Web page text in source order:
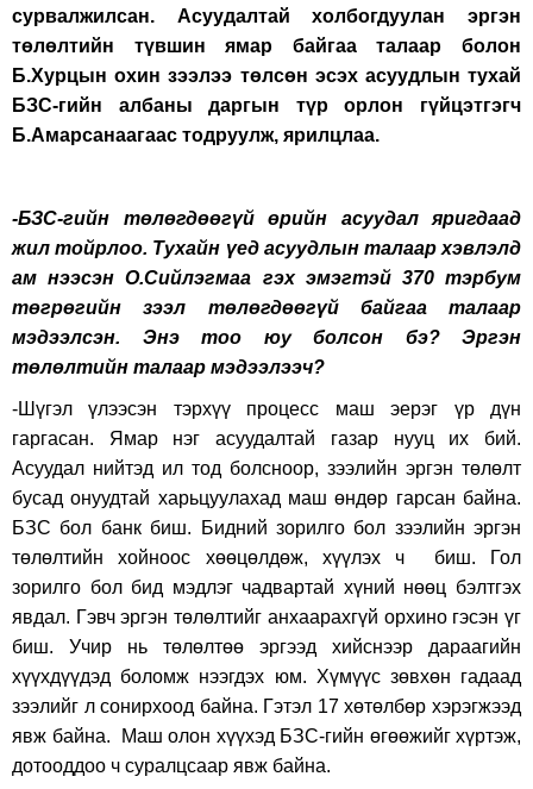
сурвалжилсан. Асуудалтай холбогдуулан эргэн
төлөлтийн түвшин ямар байгаа талаар болон
Б.Хурцын охин зээлээ төлсөн эсэх асуудлын тухай
БЗС-гийн албаны даргын түр орлон гүйцэтгэгч
Б.Амарсанаагаас тодруулж, ярилцлаа.
-БЗС-гийн төлөгдөөгүй өрийн асуудал яригдаад
жил тойрлоо. Тухайн үед асуудлын талаар хэвлэлд
ам нээсэн О.Сийлэгмаа гэх эмэгтэй 370 тэрбум
төгрөгийн зээл төлөгдөөгүй байгаа талаар
мэдээлсэн. Энэ тоо юу болсон бэ? Эргэн
төлөлтийн талаар мэдээлээч?
-Шүгэл үлээсэн тэрхүү процесс маш эерэг үр дүн
гаргасан. Ямар нэг асуудалтай газар нууц их бий.
Асуудал нийтэд ил тод болсноор, зээлийн эргэн төлөлт
бусад онуудтай харьцуулахад маш өндөр гарсан байна.
БЗС бол банк биш. Бидний зорилго бол зээлийн эргэн
төлөлтийн хойноос хөөцөлдөж, хүүлэх ч биш. Гол
зорилго бол бид мэдлэг чадвартай хүний нөөц бэлтгэх
явдал. Гэвч эргэн төлөлтийг анхаарахгүй орхино гэсэн үг
биш. Учир нь төлөлтөө эргээд хийснээр дараагийн
хүүхдүүдэд боломж нээгдэх юм. Хүмүүс зөвхөн гадаад
зээлийг л сонирхоод байна. Гэтэл 17 хөтөлбөр хэрэгжээд
явж байна. Маш олон хүүхэд БЗС-гийн өгөөжийг хүртэж,
дотооддоо ч суралцсаар явж байна.